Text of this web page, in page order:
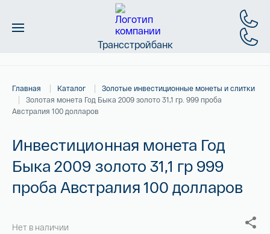
Трансстройбанк
Слитки
Новинки
Скидки
Главная Каталог
Золотые инвестиционные монеты и слитки
Золотая монета Год Быка 2009 золото 31,1 гр. 999 проба
Австралия 100 долларов
Инвестиционная монета Год
Быка 2009 золото 31,1 гр 999
проба Австралия 100 долларов
Нет в наличии